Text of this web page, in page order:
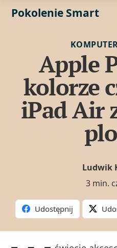
Pokolenie Smart
Apple
kolorze
iPad Air
Ludwik
3 min.
Udostępnij